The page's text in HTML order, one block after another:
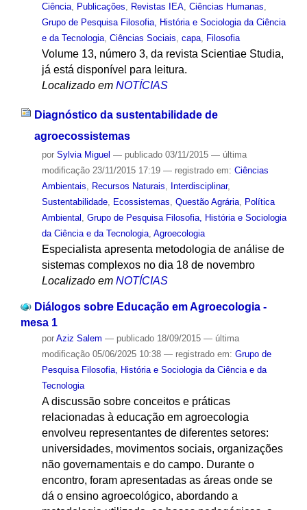
Ciência, Publicações Revistas IEA, Ciências Humanas
Grupo de Pesquisa Filosofia, História e Sociologia da Ciência
e da Tecnologia, Ciências Sociais capa, Filosofia
Volume 13, número 3, da revista Scientiae Studia,
já está disponível para leitura.
Localizado em NOTÍCIAS
Diagnóstico da sustentabilidade de
agroecossistemas
por Sylvia Miguel — publicado03/11/2015 — última
modificação23/11/2015 17:19 — registrado em: Ciências
Ambientais
Recursos Naturais Interdisciplinar,
Sustentabilidade, Ecossistemas Questão Agrária, Política
Ambiental Grupo de Pesquisa Filosofia, História e Sociologia
da Ciência e da Tecnologia, Agroecologia
Especialista apresenta metodologia de análise de
sistemas complexos no dia 18 de novembro
Localizado em NOTÍCIAS
Diálogos sobre Educação em Agroecologia -
mesa 1
por Aziz Salem — publicado18/09/2015 — última
modificação05/06/2025 10:38 — registrado em: Grupo de
Pesquisa Filosofia, História e Sociologia da Ciência e da
Tecnologia
A discussão sobre conceitos e práticas
relacionadas à educação em agroecologia
envolveu representantes de diferentes setores:
universidades, movimentos sociais, organizações
não governamentais e do campo. Durante o
encontro, foram apresentadas as áreas onde se
dá o ensino agroecológico, abordando a